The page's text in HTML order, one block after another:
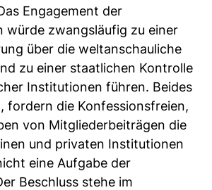
Engagement der
würde zwangsläufig zu einer
über die weltanschauliche
zu einer staatlichen Kontrolle
Institutionen führen. Beides
fordern die Konfessionsfreien,
von Mitgliederbeiträgen die
und privaten Institutionen
eine Aufgabe der
Beschluss stehe im